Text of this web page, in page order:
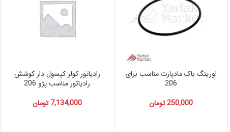
اورینگ باک مادپارت مناسب برای
206
250,000تومان
رادیاتور کولر کپسول دار کوشش
رادیاتور مناسب پژو 206
7,134,000 تومان